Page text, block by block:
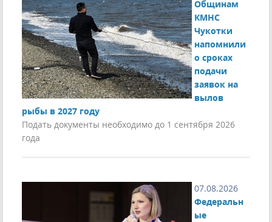
Общинам
КМНС
Чукотки
напомнили
о сроках
подачи
заявок на
вылов
рыбы в 2027 году
Подать документы необходимо до 1 сентября 2026
года
07.08.2026
Федеральн
ые